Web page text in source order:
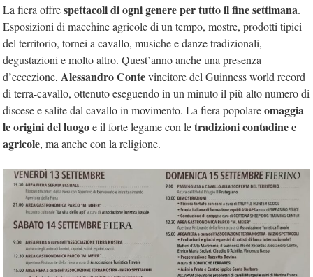
La fiera offrespettacoli di ogni genere per tutto il fine settimana.
Esposizioni di macchine agricole di un tempo, mostre, prodotti tipici
del territorio, tornei a cavallo, musiche e danze tradizionali,
degustazioni e molto altro. Quest’anno anche una presenza
d’eccezione, Alessandro Contevincitore del Guinness world record
di terra-cavallo, ottenuto eseguendo in un minuto il più alto numero di
discese e salite dal cavallo in movimento. La fiera popolareomaggia
le origini del luogoe il forte legame con letradizioni contadine e
agricole, ma anche con la religione.